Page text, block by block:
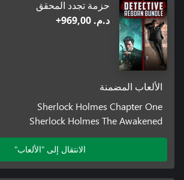
حزمة تجدد المحقق
د.م.‏ 969,00+
الألعاب المضمنة
Sherlock Holmes Chapter One
Sherlock Holmes The Awakened
الانتقال إلى "الألعاب"